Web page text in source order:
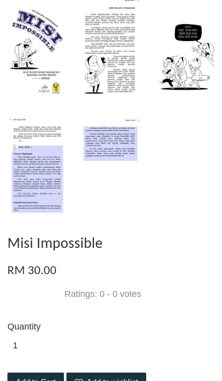
Misi Impossible
RM 30.00
Ratings: 0 - 0 votes
Quantity